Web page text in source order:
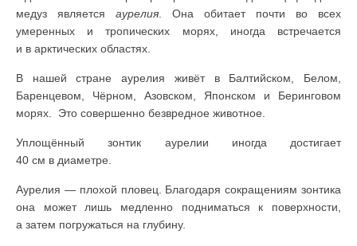
медуз является аурелия . Она обитает почти во всех
умеренных и тропических морях, иногда встречается
и в арктических областях.
В нашей стране аурелия живёт в Балтийском, Белом,
Баренцевом, Чёрном, Азовском, Японском и Беринговом
морях. Это совершенно безвредное животное.
Уплощённый зонтик аурелии иногда достигает
40 см в диаметре.
Аурелия — плохой пловец. Благодаря сокращениям зонтика
она может лишь медленно подниматься к поверхности,
а затем погружаться на глубину.